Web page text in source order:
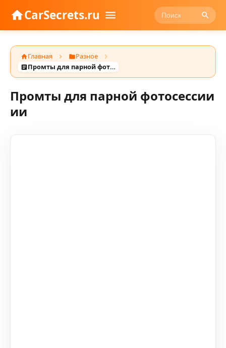
CarSecrets.ru
Главная
Разное
Промты для парной фотосессии ии
Промты для парной фотосессии
ии